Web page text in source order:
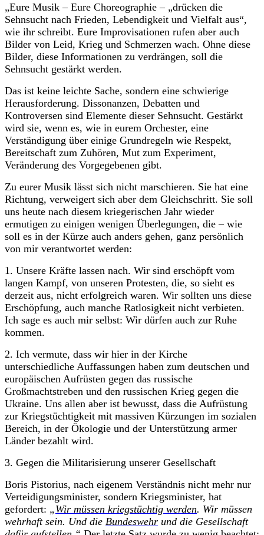
„Eure Musik – Eure Choreographie – „drücken die
Sehnsucht nach Frieden, Lebendigkeit und Vielfalt aus“,
wie ihr schreibt. Eure Improvisationen rufen aber auch
Bilder von Leid, Krieg und Schmerzen wach. Ohne diese
Bilder, diese Informationen zu verdrängen, soll die
Sehnsucht gestärkt werden.
Das ist keine leichte Sache, sondern eine schwierige
Herausforderung. Dissonanzen, Debatten und
Kontroversen sind Elemente dieser Sehnsucht. Gestärkt
wird sie, wenn es, wie in eurem Orchester, eine
Verständigung über einige Grundregeln wie Respekt,
Bereitschaft zum Zuhören, Mut zum Experiment,
Veränderung des Vorgegebenen gibt.
Zu eurer Musik lässt sich nicht marschieren. Sie hat eine
Richtung, verweigert sich aber dem Gleichschritt. Sie soll
uns heute nach diesem kriegerischen Jahr wieder
ermutigen zu einigen wenigen Überlegungen, die – wie
soll es in der Kürze auch anders gehen, ganz persönlich
von mir verantwortet werden:
1. Unsere Kräfte lassen nach. Wir sind erschöpft vom
langen Kampf, von unseren Protesten, die, so sieht es
derzeit aus, nicht erfolgreich waren. Wir sollten uns diese
Erschöpfung, auch manche Ratlosigkeit nicht verbieten.
Ich sage es auch mir selbst: Wir dürfen auch zur Ruhe
kommen.
2. Ich vermute, dass wir hier in der Kirche
unterschiedliche Auffassungen haben zum deutschen und
europäischen Aufrüsten gegen das russische
Großmachtstreben und den russischen Krieg gegen die
Ukraine. Uns allen aber ist bewusst, dass die Aufrüstung
zur Kriegstüchtigkeit mit massiven Kürzungen im sozialen
Bereich, in der Ökologie und der Unterstützung armer
Länder bezahlt wird.
3. Gegen die Militarisierung unserer Gesellschaft
Boris Pistorius, nach eigenem Verständnis nicht mehr nur
Verteidigungsminister, sondern Kriegsminister, hat
gefordert: „ Wir müssen kriegstüchtig werden. Wir müssen
wehrhaft sein. Und die Bundeswehr und die Gesellschaft